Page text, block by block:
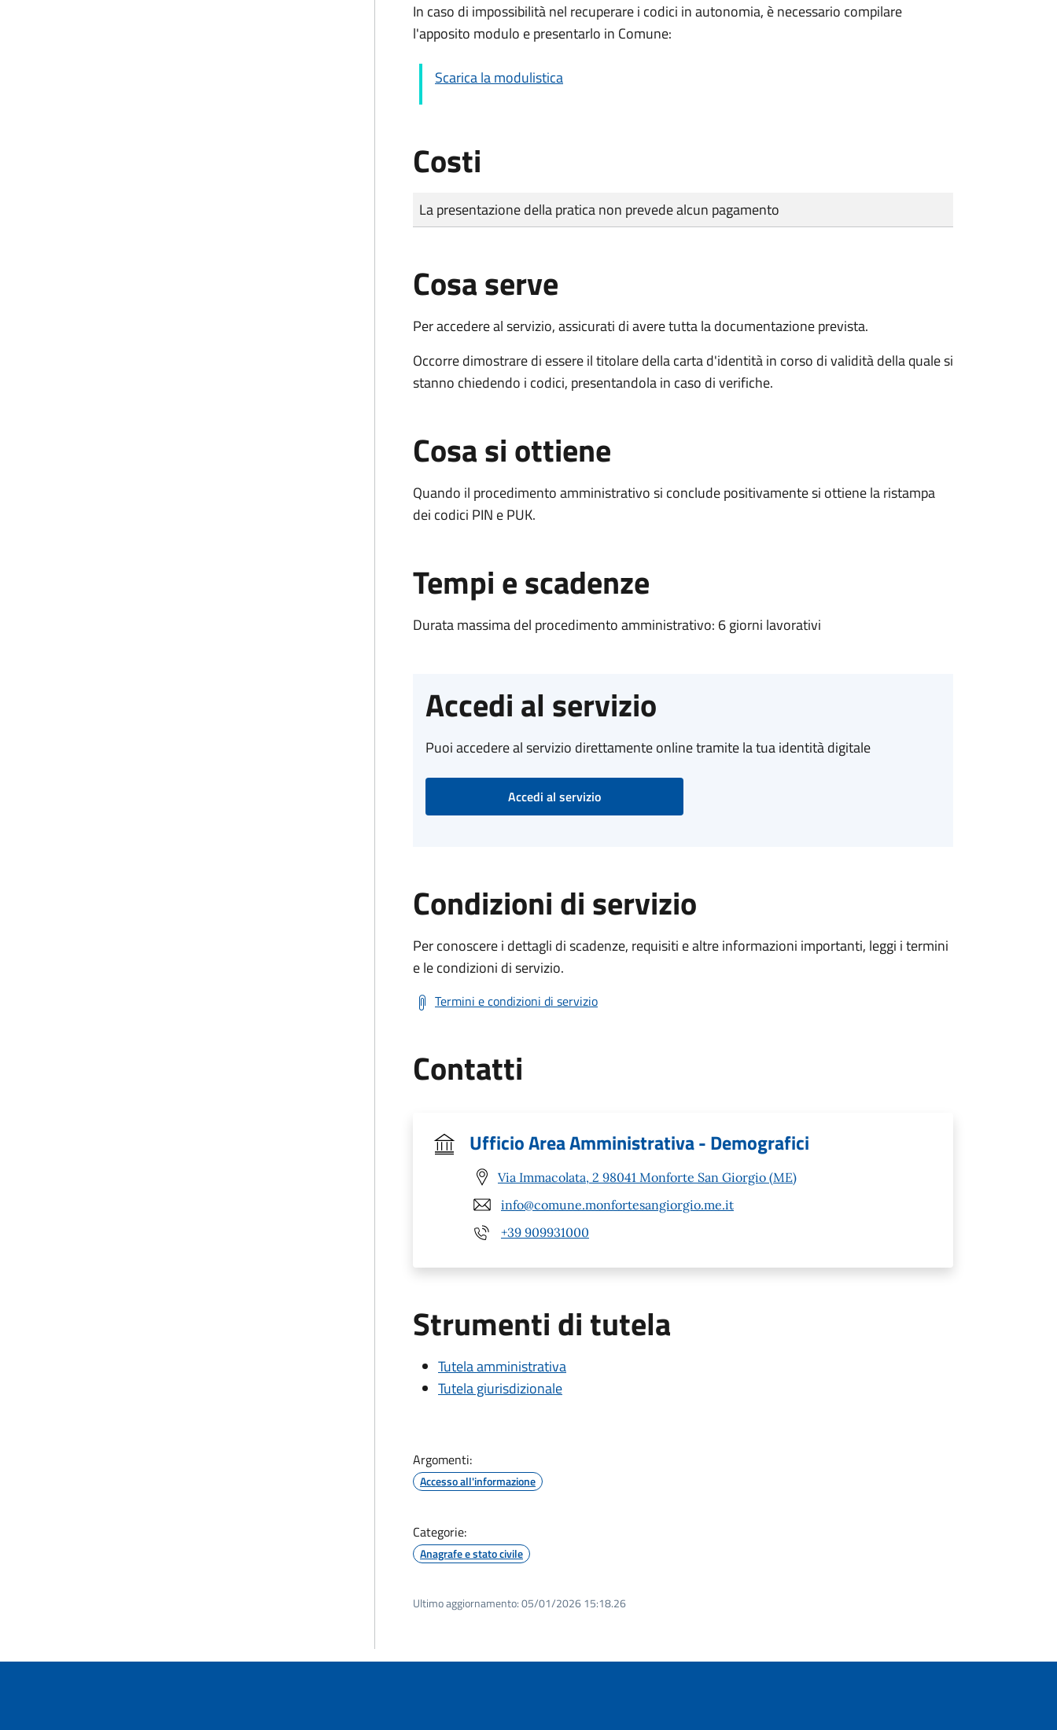
In caso di impossibilità nel recuperare i codici in autonomia, è necessario compilare
l'apposito modulo e presentarlo in Comune:
Scarica la modulistica
Costi
Tipo di pagamento
Importo
La presentazione della pratica non prevede alcun pagamento
Cosa serve
Per accedere al servizio, assicurati di avere tutta la documentazione prevista.
Occorre dimostrare di essere il titolare della carta d'identità in corso di validità della quale si
stanno chiedendo i codici, presentandola in caso di verifiche.
Cosa si ottiene
Quando il procedimento amministrativo si conclude positivamente si ottiene la ristampa
dei codici PIN e PUK.
Tempi e scadenze
Durata massima del procedimento amministrativo: 6 giorni lavorativi
Accedi al servizio
Puoi accedere al servizio direttamente online tramite la tua identità digitale
Accedi al servizio
Condizioni di servizio
Per conoscere i dettagli di scadenze, requisiti e altre informazioni importanti, leggi i termini
e le condizioni di servizio.
Termini e condizioni di servizio
Contatti
Ufficio Area Amministrativa - Demografici
Via Immacolata, 2 98041 Monforte San Giorgio (ME)
info@comune.monfortesangiorgio.me.it
+39 909931000
Strumenti di tutela
Tutela amministrativa
Tutela giurisdizionale
Argomenti:
Accesso all'informazione
Categorie:
Anagrafe e stato civile
Ultimo aggiornamento:05/01/2026 15:18.26